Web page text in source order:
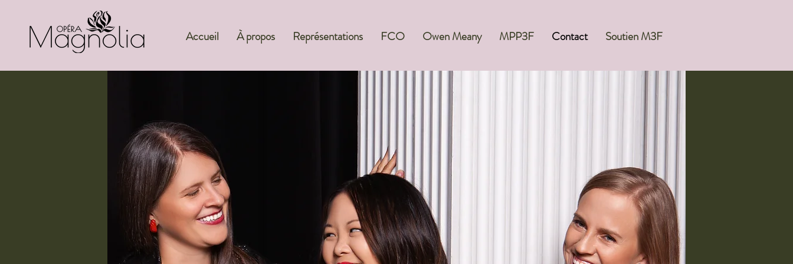
Accueil À propos Représentations FCO Owen Meany MPP3F Contact Soutien M3F